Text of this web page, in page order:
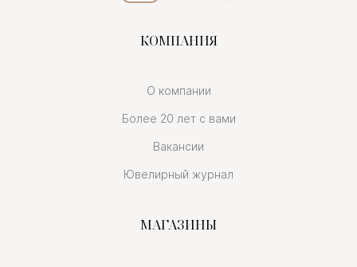
КОМПАНИЯ
О компании
Более 20 лет с вами
Вакансии
Ювелирный журнал
МАГАЗИНЫ